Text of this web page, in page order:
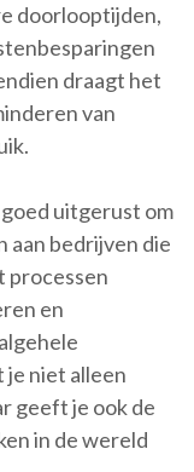
doorlooptijden,
draagt het
van
uitgerust om
aan bedrijven die
processen
en
niet alleen
geeft je ook de
in de wereld